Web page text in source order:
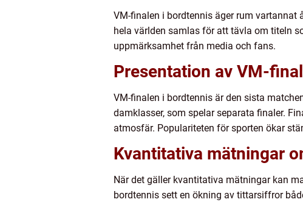
VM-finalen i bordtennis äger rum vartannat
hela världen samlas för att tävla om titeln
uppmärksamhet från media och fans.
Presentation av VM-
VM-finalen i bordtennis är den sista
damklasser, som spelar separata finaler.
atmosfär. Populariteten för sporten ökar
Kvantitativa mätningar
När det gäller kvantitativa mätningar kan
bordtennis sett en ökning av tittarsiffror